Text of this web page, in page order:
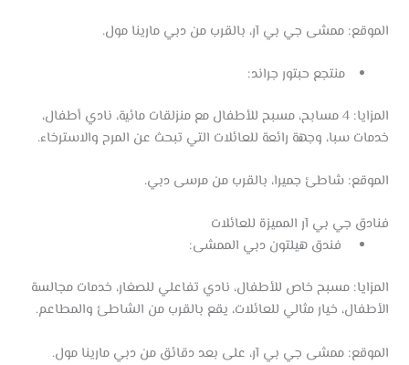
الموقع: ممشى جي بي آر، بالقرب من دبي مارينا مول.
منتجع حبتور جراند:
المزايا: 4 مسابح، مسبح للأطفال مع منزلقات مائية، نادي أطفال،
خدمات سبا، وجهة رائعة للعائلات التي تبحث عن المرح والاسترخاء.
الموقع: شاطئ جميرا، بالقرب من مرسى دبي.
فنادق جي بي آر المميزة للعائلات
فندق هيلتون دبي الممشى:
المزايا: مسبح خاص للأطفال، نادي تفاعلي للصغار، خدمات مجالسة
الأطفال، خيار مثالي للعائلات، يقع بالقرب من الشاطئ والمطاعم.
الموقع: ممشى جي بي آر، على بعد دقائق من دبي مارينا مول.